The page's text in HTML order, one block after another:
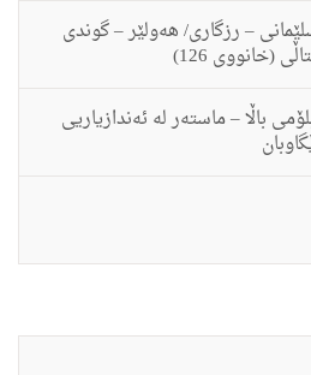
– رزگارى/ هه‌ولێر – گوندى
(خانووى 126)
باڵا – ماسته‌ر له‌ ئه‌ندازیاریى